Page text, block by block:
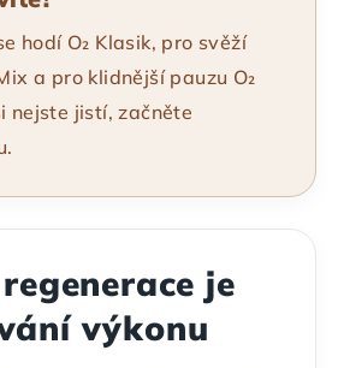
hodí O₂ Klasik, pro svěží
a pro klidnější pauzu O₂
nejste jistí, začněte
je
výkonu